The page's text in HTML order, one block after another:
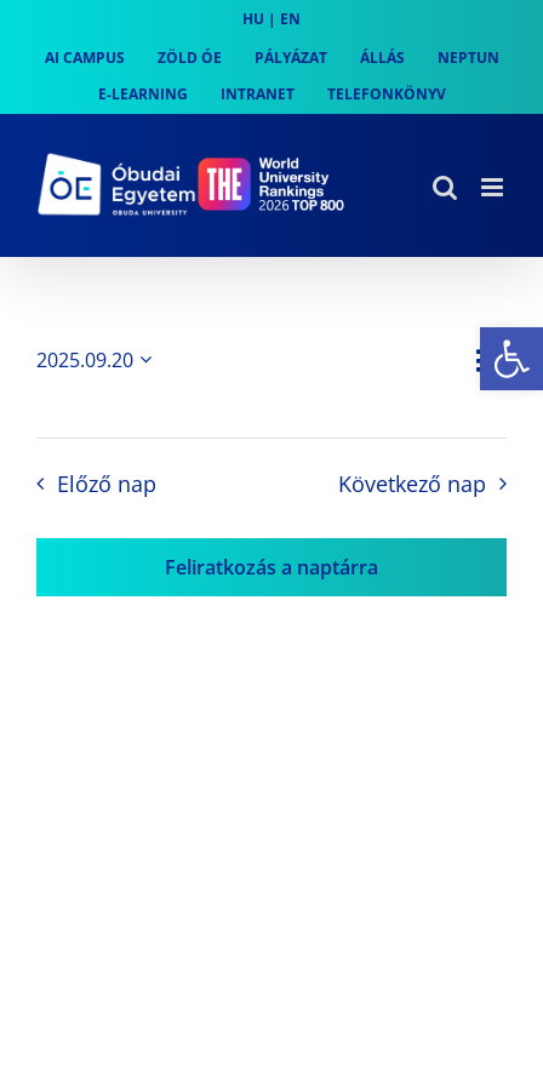
content
HU | EN
AI CAMPUS
ZÖLD ÓE PÁLYÁZAT ÁLLÁS
NEPTUN
E-LEARNING
INTRANET TELEFONKÖNYV
Nap
2025.09.20
Előző nap Következő nap
Feliratkozás a naptárra